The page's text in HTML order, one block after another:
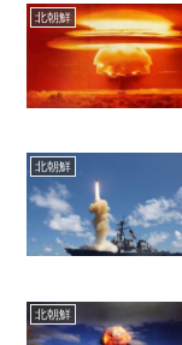
北朝鮮
北朝鮮
北朝鮮